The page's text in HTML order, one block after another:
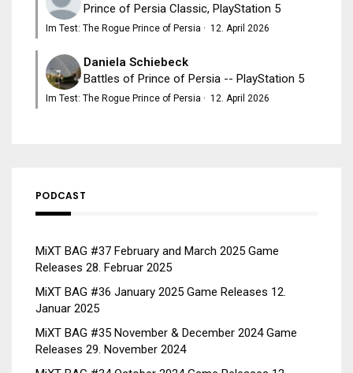
Prince of Persia Classic, PlayStation 5
Im Test: The Rogue Prince of Persia · 12. April 2026
Daniela Schiebeck
Battles of Prince of Persia -- PlayStation 5
Im Test: The Rogue Prince of Persia · 12. April 2026
PODCAST
MiXT BAG #37 February and March 2025 Game
Releases 28. Februar 2025
MiXT BAG #36 January 2025 Game Releases 12.
Januar 2025
MiXT BAG #35 November & December 2024 Game
Releases 29. November 2024